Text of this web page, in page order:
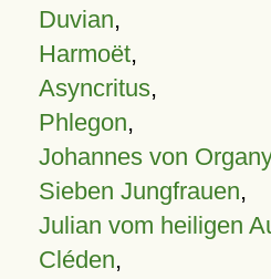
Duvian,
Harmoët,
Asyncritus,
Phlegon,
Johannes von
Sieben Jungfrauen,
Julian vom heiligen
Cléden,